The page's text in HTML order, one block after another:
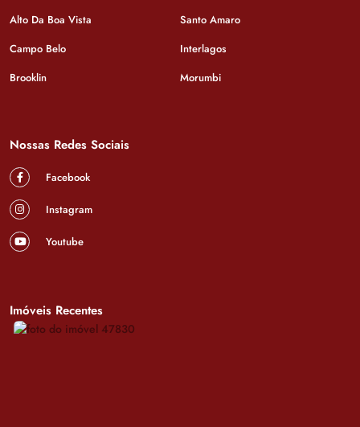
Alto Da Boa Vista
Santo Amaro
Campo Belo
Interlagos
Brooklin
Morumbi
Nossas Redes Sociais
Facebook
Instagram
Youtube
Imóveis Recentes